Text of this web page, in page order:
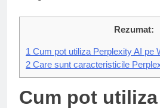
Rezumat:
1 Cum pot utiliza Perplexity AI pe
2 Care sunt caracteristicile
Cum pot utiliza